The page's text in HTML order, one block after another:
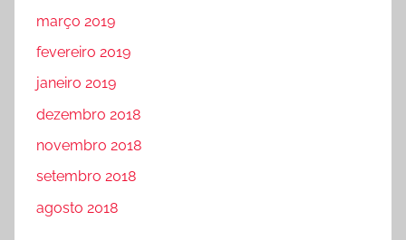
março 2019
fevereiro 2019
janeiro 2019
dezembro 2018
novembro 2018
setembro 2018
agosto 2018